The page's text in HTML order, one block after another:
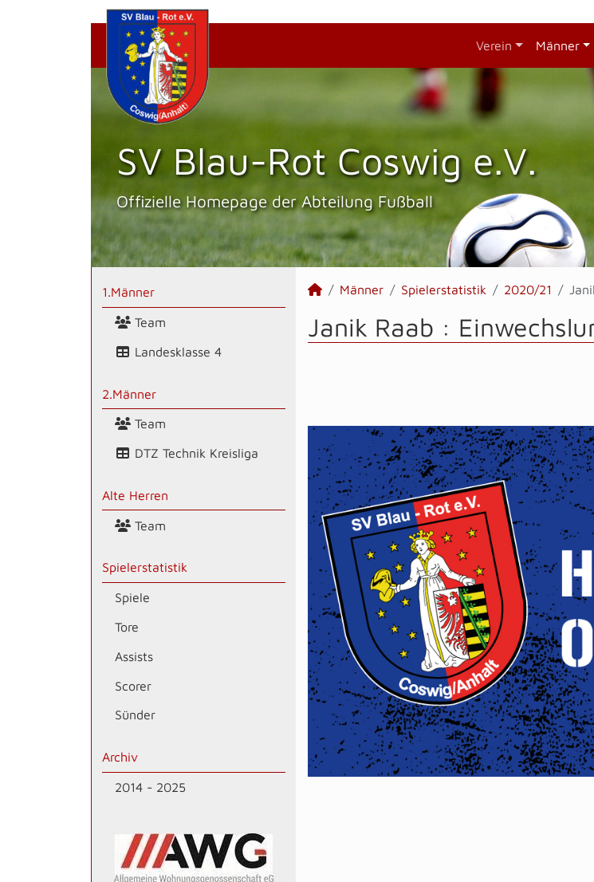
Verein Männer
SV Blau-Rot Coswig e.V.
Offizielle Homepage der Abteilung Fußball
1.Männer
Team
Landesklasse 4
2.Männer
Team
DTZ Technik Kreisliga
Alte Herren
Team
Spielerstatistik
Spiele
Tore
Assists
Scorer
Sünder
Archiv
2014 - 2025
Männer Spielerstatistik 2020/21
Janik Raab :